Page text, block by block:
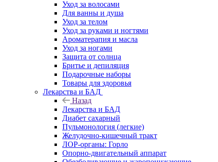
Уход за волосами
Для ванны и душа
Уход за телом
Уход за руками и ногтями
Ароматерапия и масла
Уход за ногами
Защита от солнца
Бритье и депиляция
Подарочные наборы
Товары для здоровья
Лекарства и БАД
Назад
Лекарства и БАД
Диабет сахарный
Пульмонология (легкие)
Желудочно-кишечный тракт
ЛОР-органы: Горло
Опорно-двигательный аппарат